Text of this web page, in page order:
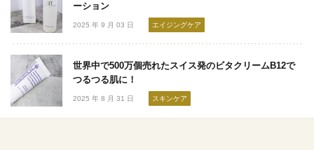
ーション
2025 年 9 月 03 日 エイジングケア
世界中で500万個売れたスイス発のビタクリームB12で
つるつる肌に！
2025 年 8 月 31 日 スキンケア